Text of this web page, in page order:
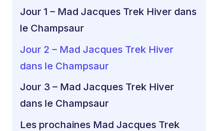
Jour 1 – Mad Jacques Trek Hiver dans
le Champsaur
Jour 2 – Mad Jacques Trek Hiver
dans le Champsaur
Jour 3 – Mad Jacques Trek Hiver
dans le Champsaur
Les prochaines Mad Jacques Trek